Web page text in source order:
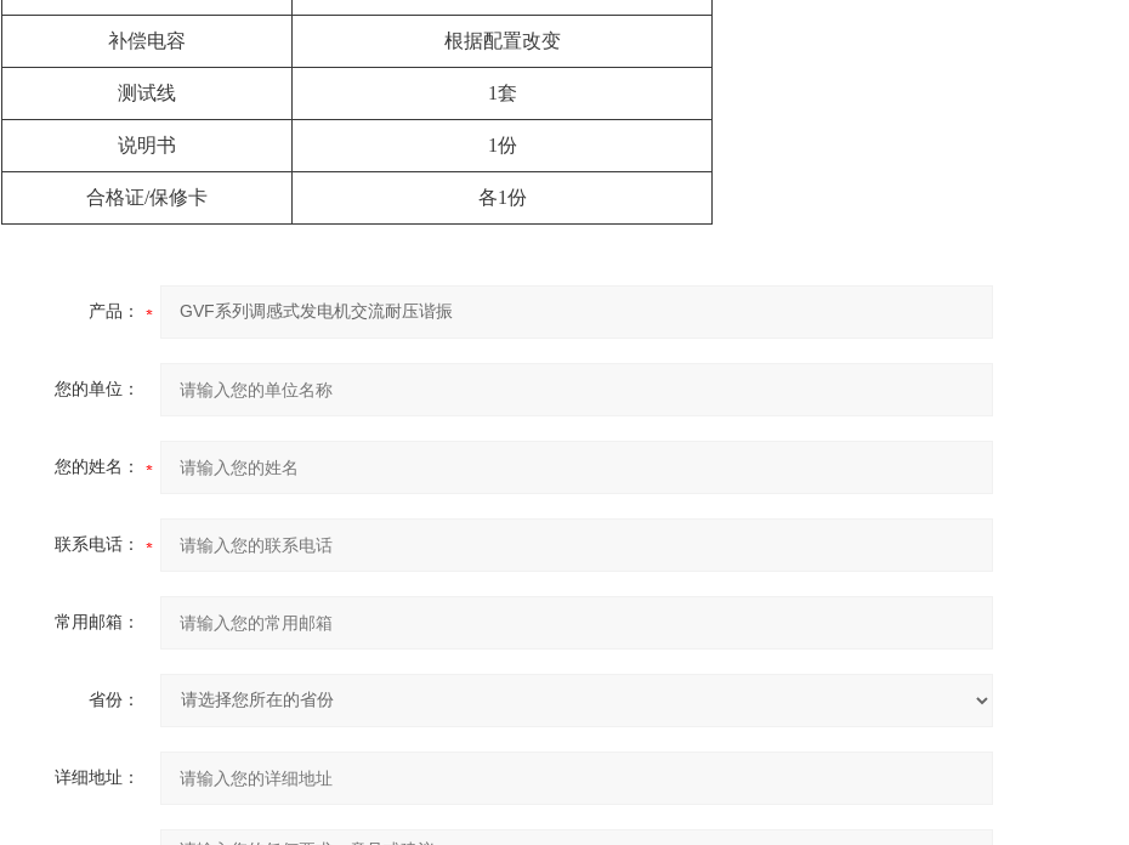
补偿电容 根据配置改变
测试线 1套
说明书 1份
合格证/保修卡 各1份
产品：
您的单位：
您的姓名：
联系电话：
常用邮箱：
省份：
详细地址：